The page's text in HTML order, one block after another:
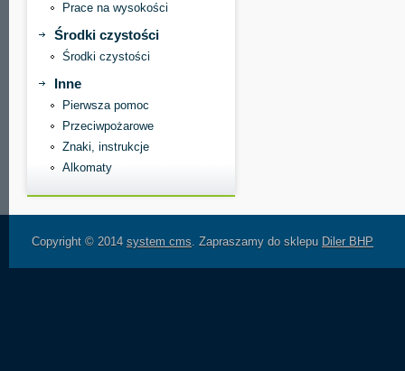
Prace na wysokości
Środki czystości
Środki czystości
Inne
Pierwsza pomoc
Przeciwpożarowe
Znaki, instrukcje
Alkomaty
Copyright © 2014 system cms. Zapraszamy do sklepu Diler BHP